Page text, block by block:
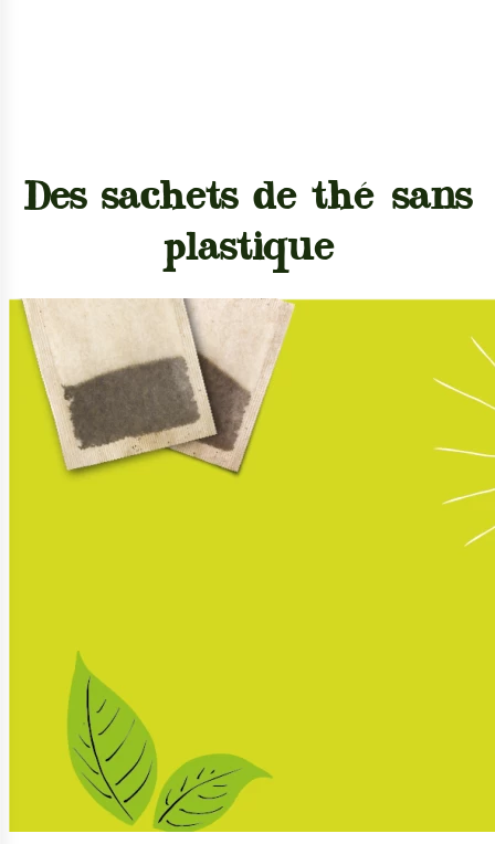
Des sachets de thé sans
plastique